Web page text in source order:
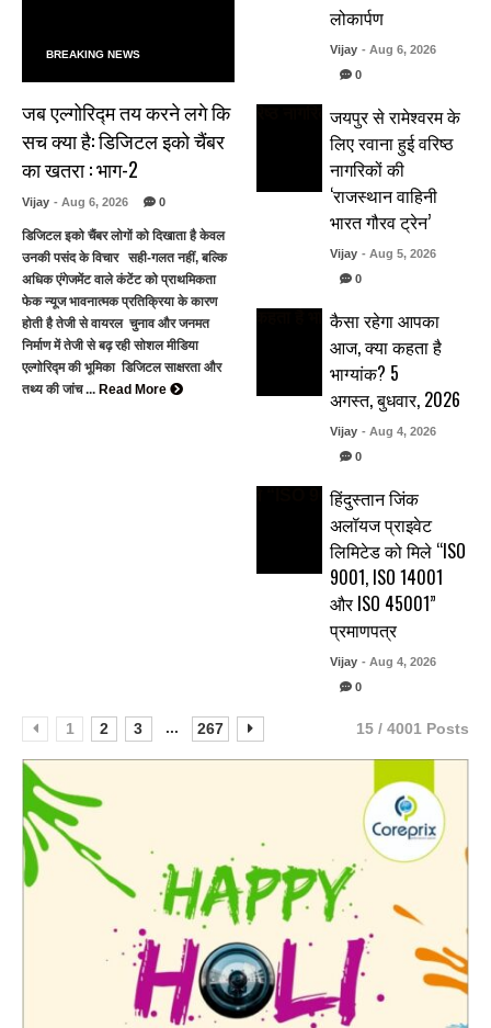
BREAKING NEWS
जब एल्गोरिद्म तय करने लगे कि
सच क्या है: डिजिटल इको चैंबर
का खतरा : भाग-2
Vijay - Aug 6, 2026 0
डिजिटल इको चैंबर लोगों को दिखाता है केवल
उनकी पसंद के विचार सही-गलत नहीं, बल्कि
अधिक एंगेजमेंट वाले कंटेंट को प्राथमिकता
फेक न्यूज भावनात्मक प्रतिक्रिया के कारण
होती है तेजी से वायरल चुनाव और जनमत
निर्माण में तेजी से बढ़ रही सोशल मीडिया
एल्गोरिद्म की भूमिका डिजिटल साक्षरता और
तथ्य की जांच ... Read More
लोकार्पण
Vijay - Aug 6, 2026
0
जयपुर से रामेश्वरम के
लिए रवाना हुई वरिष्ठ
नागरिकों की
‘राजस्थान वाहिनी
भारत गौरव ट्रेन’
Vijay - Aug 5, 2026
0
कैसा रहेगा आपका
आज, क्या कहता है
भाग्यांक? 5
अगस्त, बुधवार, 2026
Vijay - Aug 4, 2026
0
हिंदुस्तान जिंक
अलॉयज प्राइवेट
लिमिटेड को मिले “ISO
9001, ISO 14001
और ISO 45001”
प्रमाणपत्र
Vijay - Aug 4, 2026
0
1 2 3 ... 267 15 / 4001 Posts